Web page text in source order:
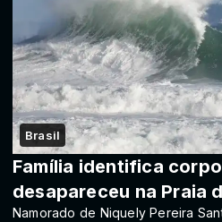
Brasil
Família identifica
desapareceu na Praia
Namorado de Niquely Pereira